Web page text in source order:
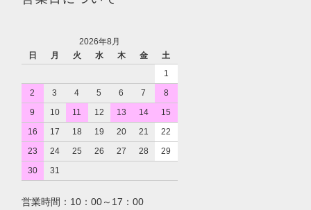
2026年8月
日
月 火 水 木 金
土
1
2
3 4 5 6 7
8
9
10 11 12 13 14
15
16
17 18 19 20 21
22
23
24 25 26 27 28
29
30
31
営業時間：10：00～17：00